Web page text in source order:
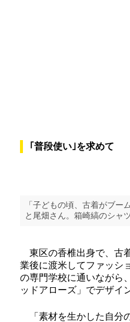
｢普段使い｣を求めて
「子どもの頃、古着がブー
と尾畑さん。箱崎縞のシャ
東区の香椎出身で、古
業後に渡米してファッシ
の専門学校に通いながら
ッドアローズ」でデザイ
「素材を生かした自分